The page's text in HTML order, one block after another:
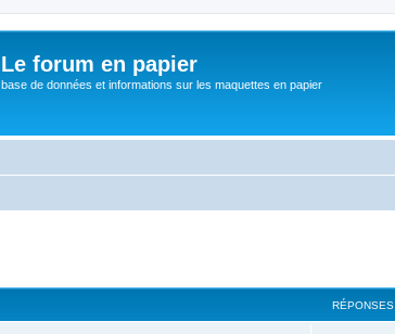
Le forum en papier
base de données et informations sur les maquettes en papier
RÉPONSES